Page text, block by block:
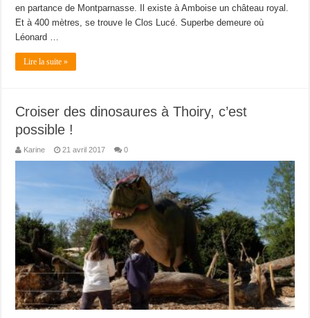
en partance de Montparnasse. Il existe à Amboise un château royal.
Et à 400 mètres, se trouve le Clos Lucé. Superbe demeure où
Léonard …
Lire la suite »
Croiser des dinosaures à Thoiry, c’est
possible !
Karine 21 avril 2017 0